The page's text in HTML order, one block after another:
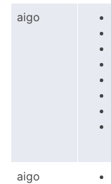
aigo
aigo